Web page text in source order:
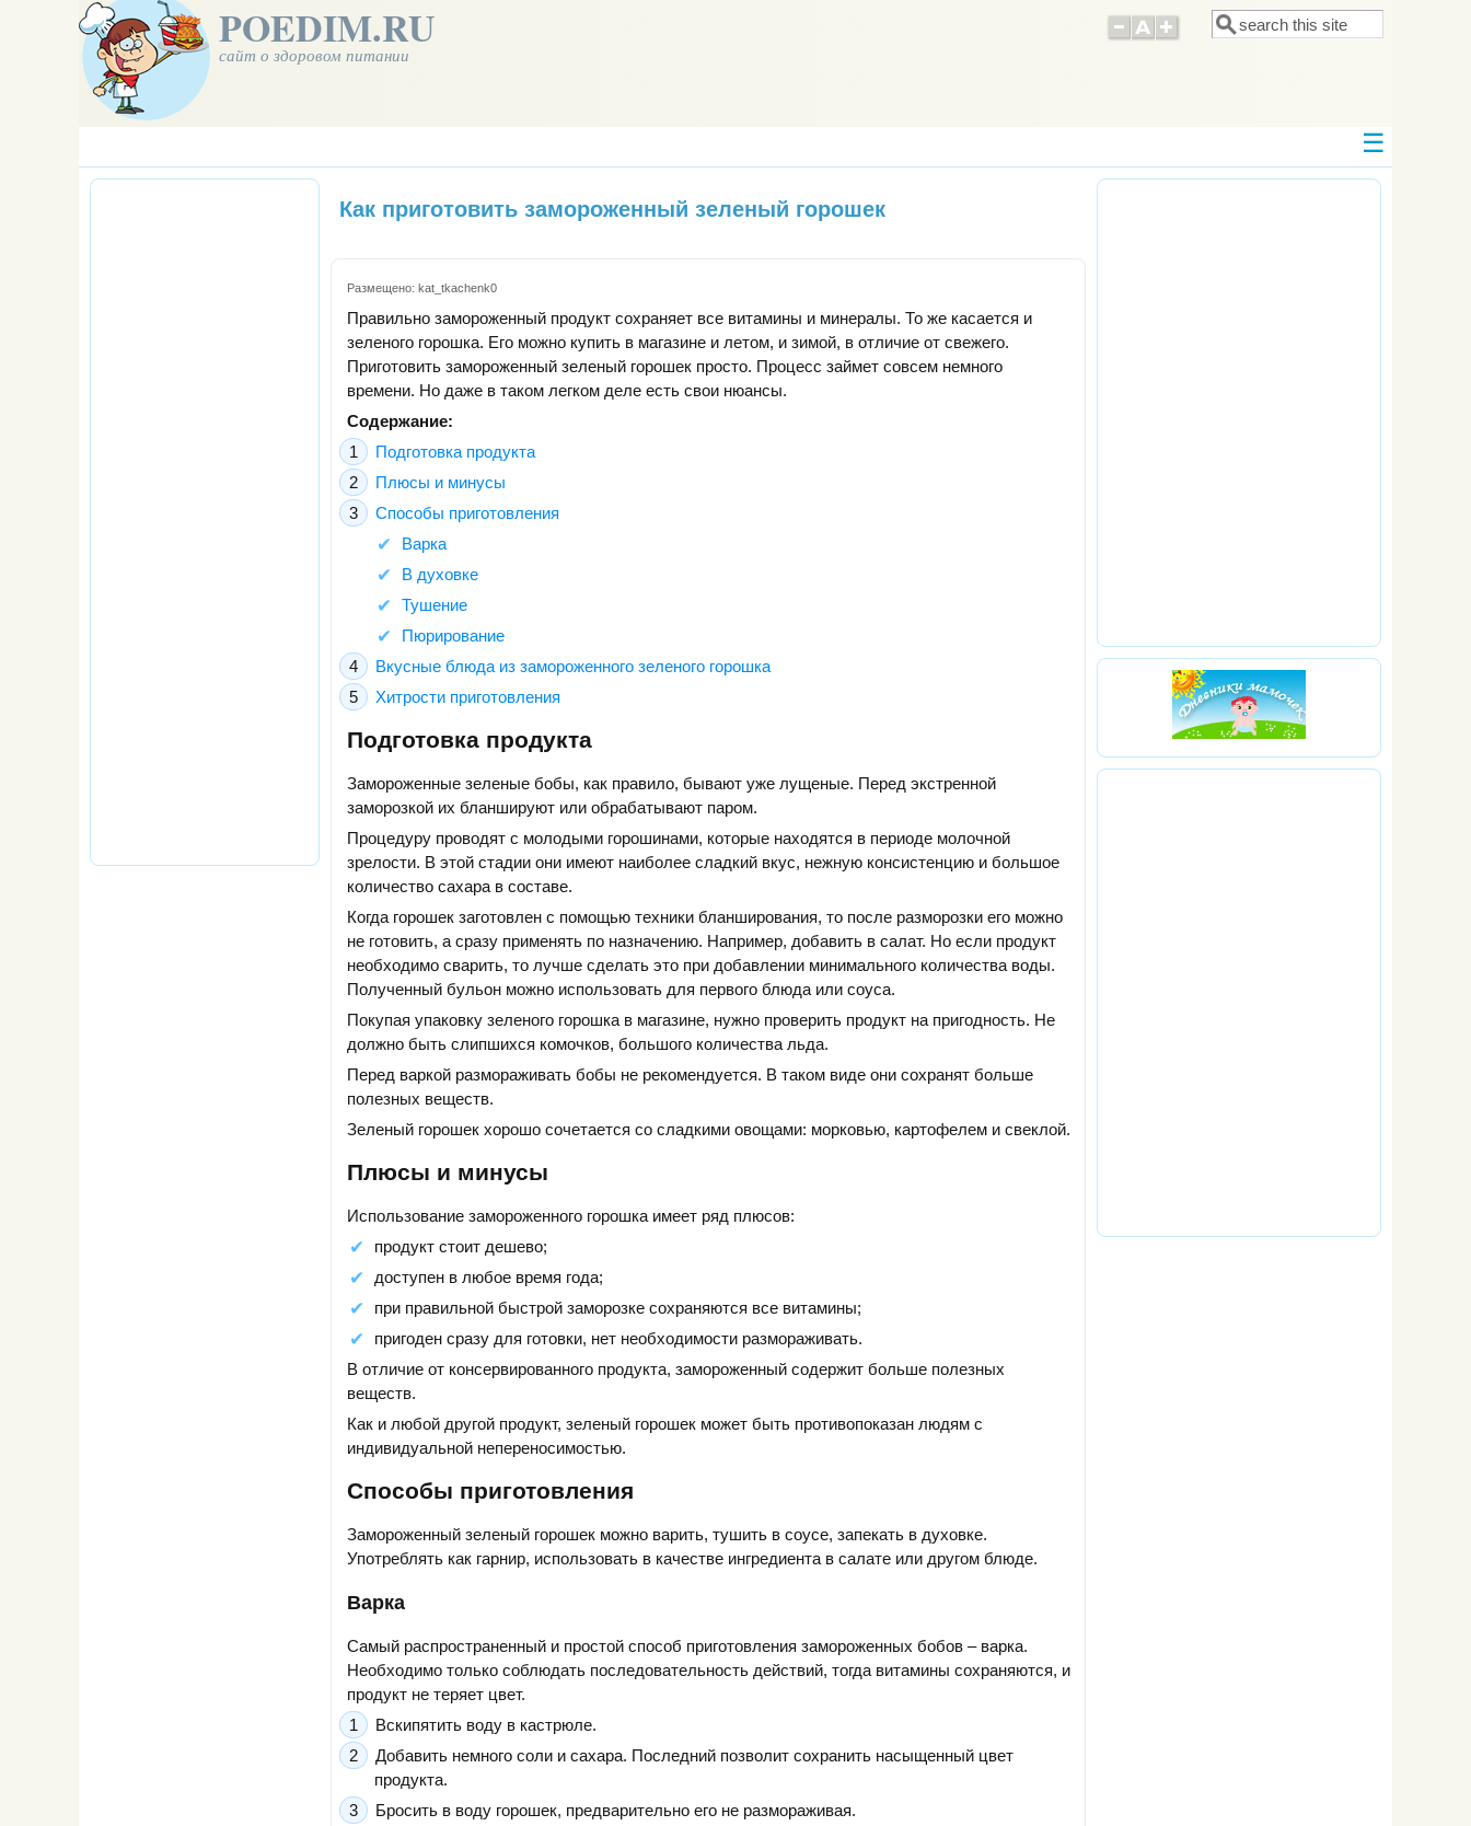
POEDIM.RU
сайт о здоровом питании
Форма поиска
Поиск
Как приготовить замороженный зеленый горошек
Размещено: kat_tkachenk0
Правильно замороженный продукт сохраняет все витамины и минералы. То же касается и
зеленого горошка. Его можно купить в магазине и летом, и зимой, в отличие от свежего.
Приготовить замороженный зеленый горошек просто. Процесс займет совсем немного
времени. Но даже в таком легком деле есть свои нюансы.
Содержание:
Подготовка продукта
Плюсы и минусы
Способы приготовления
Варка
В духовке
Тушение
Пюрирование
Вкусные блюда из замороженного зеленого горошка
Хитрости приготовления
Подготовка продукта
Замороженные зеленые бобы, как правило, бывают уже лущеные. Перед экстренной
заморозкой их бланшируют или обрабатывают паром.
Процедуру проводят с молодыми горошинами, которые находятся в периоде молочной
зрелости. В этой стадии они имеют наиболее сладкий вкус, нежную консистенцию и большое
количество сахара в составе.
Когда горошек заготовлен с помощью техники бланширования, то после разморозки его можно
не готовить, а сразу применять по назначению. Например, добавить в салат. Но если продукт
необходимо сварить, то лучше сделать это при добавлении минимального количества воды.
Полученный бульон можно использовать для первого блюда или соуса.
Покупая упаковку зеленого горошка в магазине, нужно проверить продукт на пригодность. Не
должно быть слипшихся комочков, большого количества льда.
Перед варкой размораживать бобы не рекомендуется. В таком виде они сохранят больше
полезных веществ.
Зеленый горошек хорошо сочетается со сладкими овощами: морковью, картофелем и свеклой.
Плюсы и минусы
Использование замороженного горошка имеет ряд плюсов:
продукт стоит дешево;
доступен в любое время года;
при правильной быстрой заморозке сохраняются все витамины;
пригоден сразу для готовки, нет необходимости размораживать.
В отличие от консервированного продукта, замороженный содержит больше полезных
веществ.
Как и любой другой продукт, зеленый горошек может быть противопоказан людям с
индивидуальной непереносимостью.
Способы приготовления
Замороженный зеленый горошек можно варить, тушить в соусе, запекать в духовке.
Употреблять как гарнир, использовать в качестве ингредиента в салате или другом блюде.
Варка
Самый распространенный и простой способ приготовления замороженных бобов – варка.
Необходимо только соблюдать последовательность действий, тогда витамины сохраняются, и
продукт не теряет цвет.
Вскипятить воду в кастрюле.
Добавить немного соли и сахара. Последний позволит сохранить насыщенный цвет
продукта.
Бросить в воду горошек, предварительно его не размораживая.